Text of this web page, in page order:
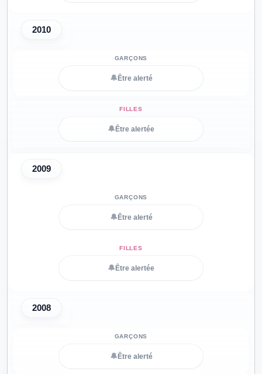
2010
🔔 Être alerté
🔔 Être alertée
2009
🔔 Être alerté
🔔 Être alertée
2008
🔔 Être alerté